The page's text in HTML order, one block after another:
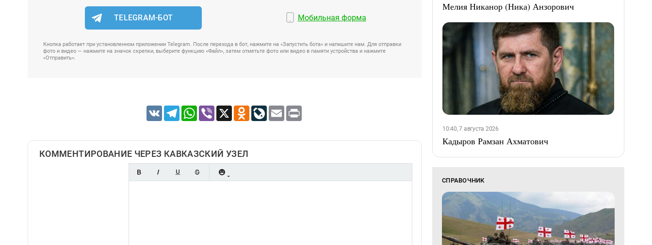
TELEGRAM-БОТ Мобильная форма
Кнопка работает при установленном приложении Telegram. После перехода в бот, нажмите на «Запустить бота» и напишите нам. Для отправки
фото и видео — нажмите на значок скрепки, выберите функцию «Файл», затем отметьте фото или видео в памяти устройства и нажмите
«Отправить».
VK TelegramWhatsApp
Viber X Odnoklassniki
LiveJournal
Email
КОММЕНТИРОВАНИЕ ЧЕРЕЗ КАВКАЗСКИЙ УЗЕЛ
Мелия Никанор (Ника) Анзорович
10:40, 7 августа 2026
Кадыров Рамзан Ахматович
СПРАВОЧНИК